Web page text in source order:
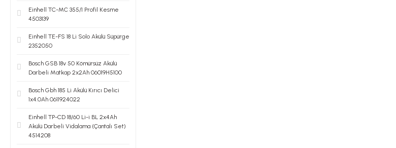
Einhell TC-MC 355/1 Profil Kesme
4503139
Einhell TE-FS 18 Li Solo Akülü Süpürge
2352050
Bosch GSB 18v 50 Kömürsüz Akülü
Darbeli Matkap 2x2Ah 06019H5100
Bosch Gbh 185 Li Akülü Kırıcı Delici
1x4.0Ah 0611924022
Einhell TP-CD 18/60 Li-i BL 2x4Ah
Akülü Darbeli Vidalama (Çantalı Set)
4514208